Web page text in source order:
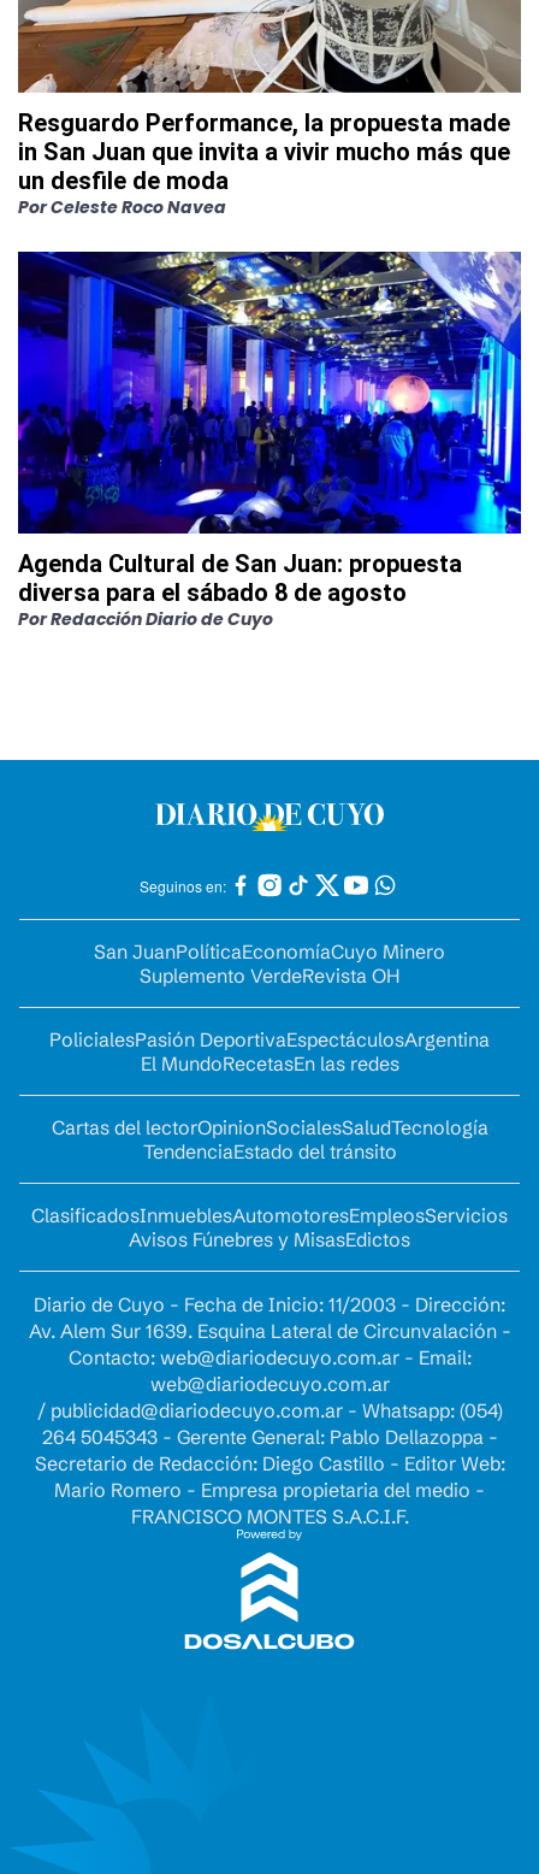
Resguardo Performance, la propuesta made
in San Juan que invita a vivir mucho más que
un desfile de moda
PorCeleste Roco Navea
Agenda Cultural de San Juan: propuesta
diversa para el sábado 8 de agosto
PorRedacción Diario de Cuyo
Seguinos en:
San JuanPolíticaEconomíaCuyo Minero
Suplemento VerdeRevista OH
PolicialesPasión DeportivaEspectáculosArgentina
El MundoRecetasEn las redes
Cartas del lectorOpinionSocialesSaludTecnología
TendenciaEstado del tránsito
ClasificadosInmueblesAutomotoresEmpleosServicios
Avisos Fúnebres y MisasEdictos
Diario de Cuyo - Fecha de Inicio: 11/2003 - Dirección:
Av. Alem Sur 1639. Esquina Lateral de Circunvalación -
Contacto: web@diariodecuyo.com.ar- Email:
web@diariodecuyo.com.ar
/ publicidad@diariodecuyo.com.ar- Whatsapp: (054)
264 5045343 - Gerente General: Pablo Dellazoppa -
Secretario de Redacción: Diego Castillo - Editor Web:
Mario Romero - Empresa propietaria del medio -
FRANCISCO MONTES S.A.C.I.F.